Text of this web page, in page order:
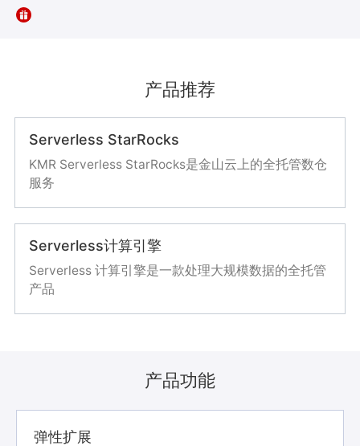
产品推荐
Serverless StarRocks
KMR Serverless StarRocks是金山云上的全托管数仓
服务
Serverless计算引擎
Serverless 计算引擎是一款处理大规模数据的全托管
产品
产品功能
弹性扩展